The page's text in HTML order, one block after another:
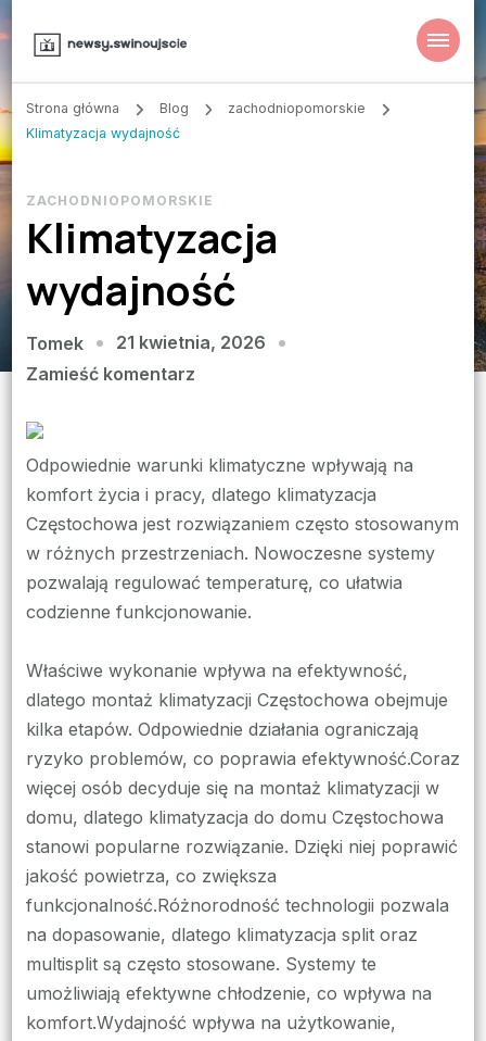
Strona główna Blog
zachodniopomorskie
Klimatyzacja wydajność
ZACHODNIOPOMORSKIE
Klimatyzacja
wydajność
Tomek
21 kwietnia, 2026
Zamieść komentarzwe
wydajność
Odpowiednie warunki klimatyczne wpływają na
komfort życia i pracy, dlatego klimatyzacja
Częstochowa jest rozwiązaniem często stosowanym
w różnych przestrzeniach. Nowoczesne systemy
pozwalają regulować temperaturę, co ułatwia
codzienne funkcjonowanie.
Właściwe wykonanie wpływa na efektywność,
dlatego montaż klimatyzacji Częstochowa obejmuje
kilka etapów. Odpowiednie działania ograniczają
ryzyko problemów, co poprawia efektywność.Coraz
więcej osób decyduje się na montaż klimatyzacji w
domu, dlatego klimatyzacja do domu Częstochowa
stanowi popularne rozwiązanie. Dzięki niej poprawić
jakość powietrza, co zwiększa
funkcjonalność.Różnorodność technologii pozwala
na dopasowanie, dlatego klimatyzacja split oraz
multisplit są często stosowane. Systemy te
umożliwiają efektywne chłodzenie, co wpływa na
komfort.Wydajność wpływa na użytkowanie,